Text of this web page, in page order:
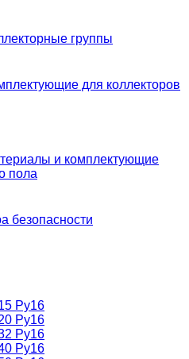
группы
для коллекторов
и комплектующие
пола
безопасности
Ру16
Ру16
Ру16
Ру16